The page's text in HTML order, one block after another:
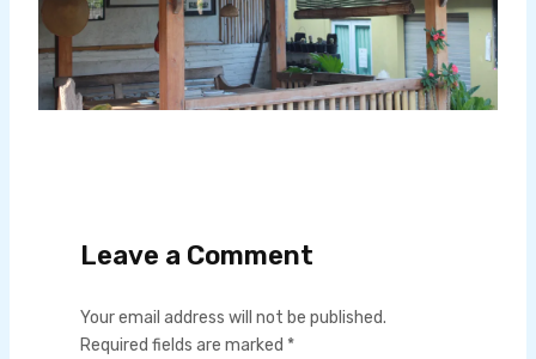
Leave a Comment
Your email address will not be published.
Required fields are marked *